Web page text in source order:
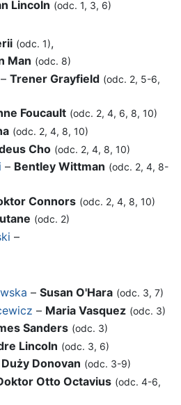
Lincoln (odc. 1, 3, 6)
(odc. 1),
Man (odc. 8)
– Trener Grayfield (odc. 2, 5-6,
Foucault (odc. 2, 4, 6, 8, 10)
(odc. 2, 4, 8, 10)
Cho (odc. 2, 4, 8, 10)
– Bentley Wittman (odc. 2, 4, 8-
Connors (odc. 2, 4, 8, 10)
(odc. 2)
–
– Susan O'Hara (odc. 3, 7)
– Maria Vasquez (odc. 3)
Sanders (odc. 3)
Lincoln (odc. 3, 6)
Duży Donovan (odc. 3-9)
Otto Octavius (odc. 4-6,